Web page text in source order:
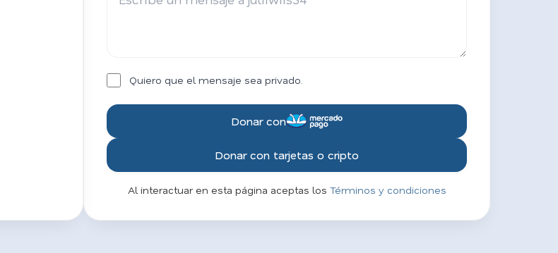
Quiero que el mensaje sea privado.
Donar con
Donar con tarjetas o cripto
Al interactuar en esta página aceptas los Términos y condiciones